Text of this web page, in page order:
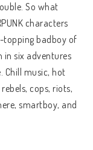
So what
characters
topping badboy of
in six adventures
Chill music, hot
cops, riots,
smartboy, and